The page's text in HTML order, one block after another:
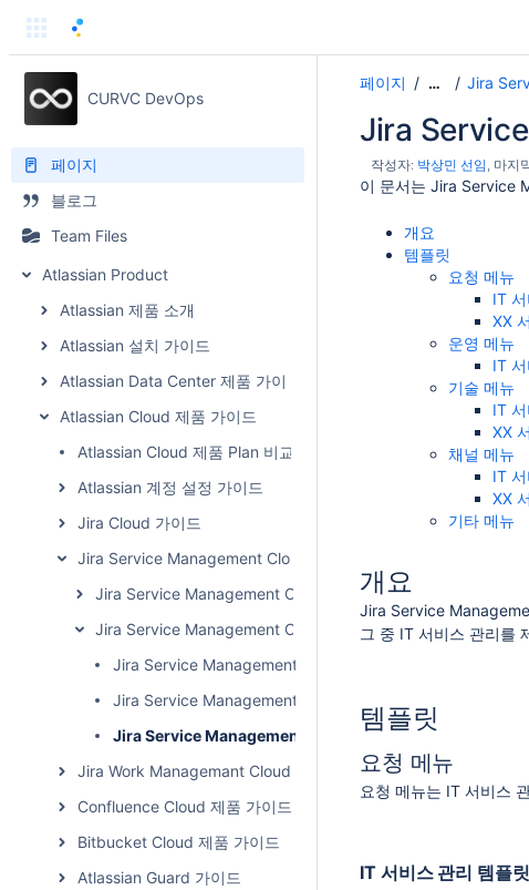
CURVC DevOps
페이지
블로그
Team Files
Atlassian Product
Atlassian 제품 소개
Atlassian 설치 가이드
Atlassian Data Center 제품 가이드
Atlassian Cloud 제품 가이드
Atlassian Cloud 제품 Plan 비교
Atlassian 계정 설정 가이드
Jira Cloud 가이드
Jira Service Management Cloud 가이드
Jira Service Management Cloud 관리자 가이드
Jira Service Management Cloud 사용자 가이드
Jira Service Management Asset 개체 유형당 120개 속성 제
Jira Service Management Cloud 고객 및 팀원과 댓글로 커
Jira Service Management Cloud 프로젝트 템플릿 비교
Jira Work Managemant Cloud 가이드
Confluence Cloud 제품 가이드
Bitbucket Cloud 제품 가이드
Atlassian Guard 가이드
페이지 … Jira
Jira
작성자: 박상민 선임, 마지
이 문서는 Jira Service
개요
템플릿
요청 메뉴
IT
XX
운영 메뉴
IT
기술 메뉴
IT
XX
채널 메뉴
IT
XX
기타 메뉴
개요
Jira Service
그 중 IT 서비스 관리를
템플릿
요청 메뉴
요청 메뉴는 IT 서비스
IT 서비스 관리 템플